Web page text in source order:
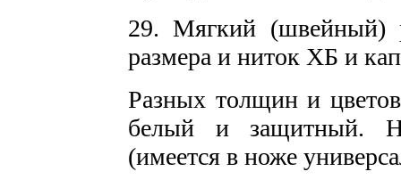
29. Мягкий (швейный)
размера и ниток ХБ и
Разных толщин и
белый и защитный.
(имеется в ноже